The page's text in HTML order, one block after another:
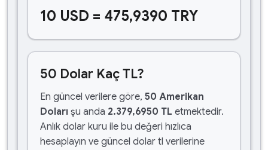
10 USD = 475,9390 TRY
50 Dolar Kaç TL?
En güncel verilere göre, 50 Amerikan
Doları şu anda 2.379,6950 TL etmektedir.
Anlık dolar kuru ile bu değeri hızlıca
hesaplayın ve güncel dolar tl verilerine